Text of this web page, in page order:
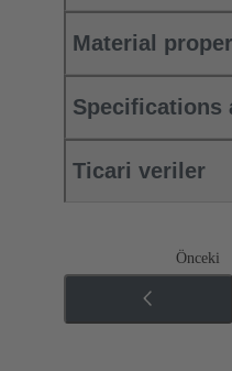
Material
Specifications
Ticari veriler
Önceki